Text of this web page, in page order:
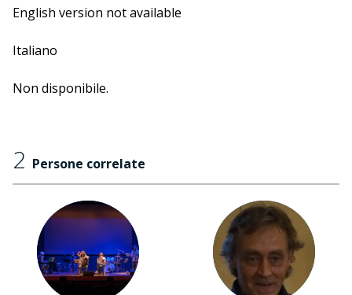
English version not available
Italiano
Non disponibile.
2 Persone correlate